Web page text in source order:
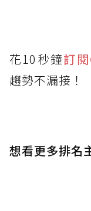
花10秒鐘訂
趨勢不漏接！
想看更多排名